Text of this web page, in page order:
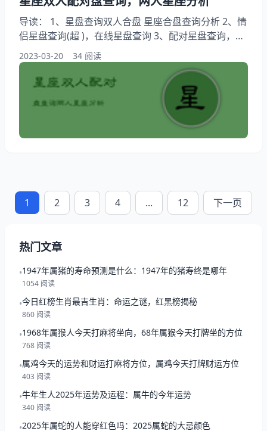
导读： 1、星盘查询双人合盘 星座合盘查询分析 2、情
侣星盘查询(超 )，在线星盘查询 3、配对星盘查询，星
座星盘配对 4、星座合婚星盘分析，星座星盘配对 星
盘查询双人合盘 星座合盘查询分析 大家都知道星盘里
面的内容特别的丰富多彩，不仅仅有我们日常生活中所
使用的太阳星座，还有涉及到了上升星座、月亮星座、
火星、金星、水星等内容，所以能够满足我们对未来生
2023-03-20 34 阅读
1 2 3 4 ... 12 下一页
热门文章
•1947年属猪的寿命预测是什么：1947年的猪寿终是哪年
1054 阅读
•今日红榜生肖最吉生肖：命运之谜，红黑榜揭秘
860 阅读
•1968年属猴人今天打麻将坐向，68年属猴今天打牌坐的方位
768 阅读
•属鸡今天的运势和财运打麻将方位，属鸡今天打牌财运方位
403 阅读
•牛年生人2025年运势及运程：属牛的今年运势
340 阅读
•2025年属蛇的人能穿红色吗：2025属蛇的大忌颜色